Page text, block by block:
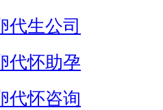
代生公司
代怀助孕
代怀咨询